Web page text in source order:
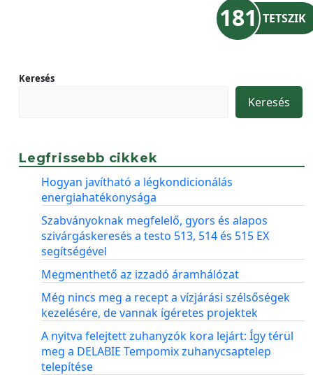
181 TETSZIK
Keresés
Keresés
Legfrissebb cikkek
Hogyan javítható a légkondicionálás
energiahatékonysága
Szabványoknak megfelelő, gyors és alapos
szivárgáskeresés a testo 513, 514 és 515 EX
segítségével
Megmenthető az izzadó áramhálózat
Még nincs meg a recept a vízjárási szélsőségek
kezelésére, de vannak ígéretes projektek
A nyitva felejtett zuhanyzók kora lejárt: Így térül
meg a DELABIE Tempomix zuhanycsaptelep
telepítése